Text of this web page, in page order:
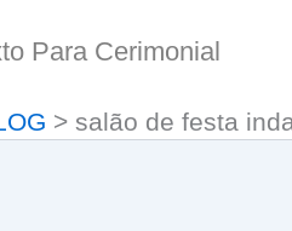
Para Cerimonial
salão de festa